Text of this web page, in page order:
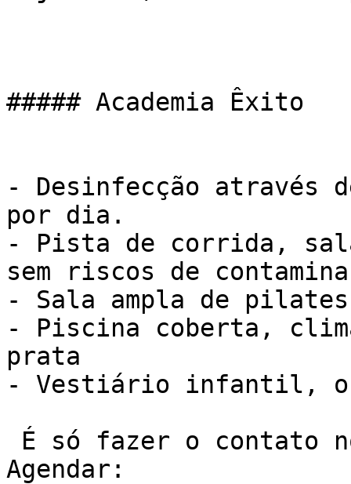
##### Academia Êxito
- Desinfecção
por dia.
- Pista de corrida,
sem riscos de
- Sala ampla de pilates
- Piscina coberta,
prata
- Vestiário infantil, o
Agendar: